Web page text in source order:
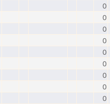
0
0
0
0
0
0
0
0
0